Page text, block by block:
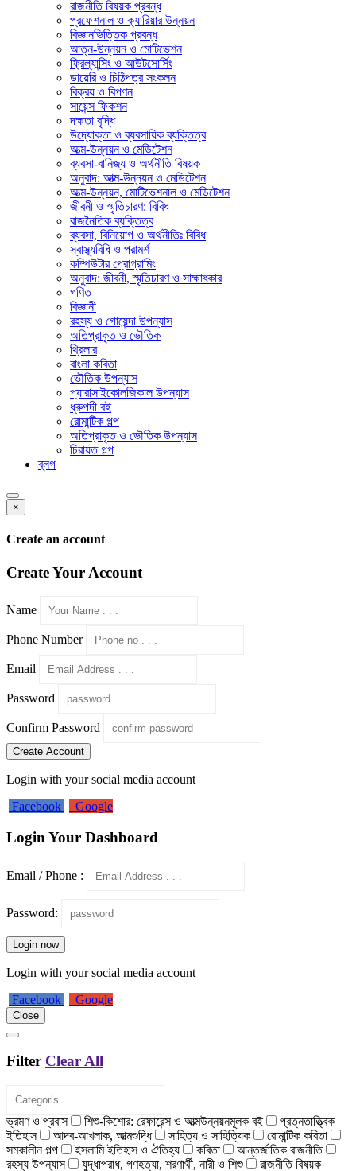
রাজনীতি বিষয়ক প্রবন্ধ
প্রফেশনাল ও ক্যারিয়ার উন্নয়ন
বিজ্ঞানভিত্তিক প্রবন্ধ
আত্ন-উন্নয়ন ও মোটিভেশন
ফ্রিল্যান্সিং ও আউটসোর্সিং
ডায়েরি ও চিঠিপত্র সংকলন
বিক্রয় ও বিপণন
সায়েন্স ফিকশন
দক্ষতা বৃদ্ধি
উদ্যোক্তা ও ব্যবসায়িক ব্যক্তিত্ব
আত্ম-উন্নয়ন ও মেডিটেশন
ব্যবসা-বানিজ্য ও অর্থনীতি বিষয়ক
অনুবাদ: আত্ম-উন্নয়ন ও মেডিটেশন
আত্ম-উন্নয়ন, মোটিভেশনাল ও মেডিটেশন
জীবনী ও স্মৃতিচারণ: বিবিধ
রাজনৈতিক ব্যক্তিত্ব
ব্যবসা, বিনিয়োগ ও অর্থনীতিঃ বিবিধ
স্বাস্থ্যবিধি ও পরামর্শ
কম্পিউটার প্রোগ্রামিং
অনুবাদ: জীবনী, স্মৃতিচারণ ও সাক্ষাৎকার
গণিত
বিজ্ঞানী
রহস্য ও গোয়েন্দা উপন্যাস
অতিপ্রাকৃত ও ভৌতিক
থ্রিলার
বাংলা কবিতা
ভৌতিক উপন্যাস
প্যারাসাইকোলজিকাল উপন্যাস
ধ্রুপদী বই
রোমান্টিক গল্প
অতিপ্রাকৃত ও ভৌতিক উপন্যাস
চিরায়ত গল্প
ব্লগ
×
Create an account
Create Your Account
Name
Phone Number
Email
Password
Confirm Password
Create Account
Login with your social media account
Facebook
Google
Login Your Dashboard
Email / Phone :
Password:
Login now
Login with your social media account
Facebook
Google
Close
Filter Clear All
ভ্রমণ ও প্রবাস শিশু-কিশোর: রেফারেন্স ও আত্মউন্নয়নমূলক বই
প্রত্নতাত্ত্বিক
ইতিহাস
আদব-আখলাক, আত্মশুদ্ধি সাহিত্য ও সাহিত্যিক
রোমান্টিক কবিতা
সমকালীন গল্প
ইসলামি ইতিহাস ও ঐতিহ্য কবিতা
আন্তর্জাতিক রাজনীতি
রহস্য উপন্যাস
যুদ্ধাপরাধ, গণহত্যা, শরণার্থী, নারী ও শিশু রাজনীতি বিষয়ক